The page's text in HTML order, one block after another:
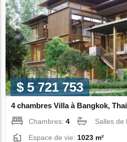
$ 5 721 753
4 chambres Villa à Bangkok,
Chambres:4 Salles
Espace de vie: 1023 m²